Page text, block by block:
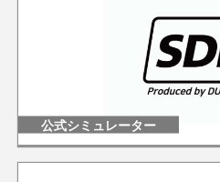
公式シミュレーター